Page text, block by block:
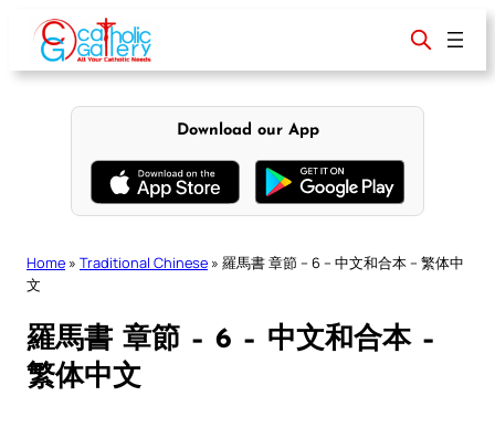
content
Download our App
Home » Traditional Chinese » 羅馬書 章節 – 6 – 中文和合本 – 繁体中
文
羅馬書 章節 – 6 – 中文和合本 –
繁体中文